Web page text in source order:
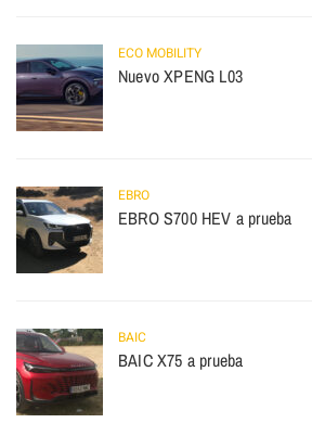
ECO MOBILITY
Nuevo XPENG L03
EBRO
EBRO S700 HEV a prueba
BAIC
BAIC X75 a prueba